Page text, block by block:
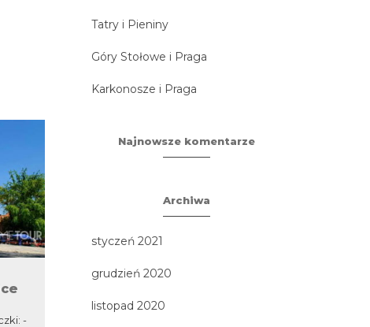
-
Tatry i Pieniny
Góry Stołowe i Praga
Karkonosze i Praga
Najnowsze komentarze
Archiwa
styczeń 2021
grudzień 2020
listopad 2020